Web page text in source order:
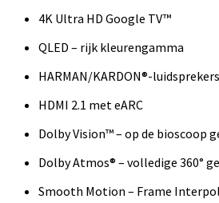
4K Ultra HD Google TV™
QLED – rijk kleurengamma
HARMAN/KARDON®-
HDMI 2.1 met eARC
Dolby Vision™ – op de bioscoop
Dolby Atmos® – volledige 360°
Smooth Motion – Frame